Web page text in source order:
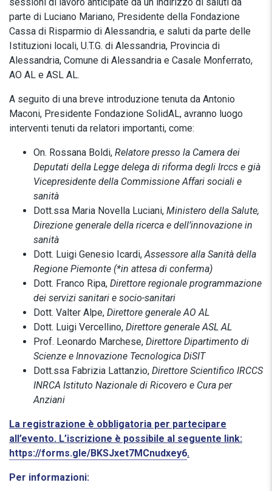
parte di Luciano Mariano, Presidente della Fondazione
Cassa di Risparmio di Alessandria, e saluti da parte delle
Istituzioni locali, U.T.G. di Alessandria, Provincia di
Alessandria, Comune di Alessandria e Casale Monferrato,
AO AL e ASL AL.
A seguito di una breve introduzione tenuta da Antonio
Maconi, Presidente Fondazione SolidAL, avranno luogo
interventi tenuti da relatori importanti, come:
On. Rossana Boldi, Relatore presso la Camera dei
Deputati della Legge delega di riforma degli Irccs e già
Vicepresidente della Commissione Affari sociali e
sanità
Dott.ssa Maria Novella Luciani, Ministero della Salute,
Direzione generale della ricerca e dell’innovazione in
sanità
Dott. Luigi Genesio Icardi, Assessore alla Sanità della
Regione Piemonte (*in attesa di conferma)
Dott. Franco Ripa, Direttore regionale programmazione
dei servizi sanitari e socio-sanitari
Dott. Valter Alpe, Direttore generale AO AL
Dott. Luigi Vercellino, Direttore generale ASL AL
Prof. Leonardo Marchese, Direttore Dipartimento di
Scienze e Innovazione Tecnologica DiSIT
Dott.ssa Fabrizia Lattanzio, Direttore Scientifico IRCCS
INRCA Istituto Nazionale di Ricovero e Cura per
Anziani
La registrazione è obbligatoria per partecipare
all’evento. L’iscrizione è possibile al seguente link:
https://forms.gle/BKSJxet7MCnudxey6.
Per informazioni: